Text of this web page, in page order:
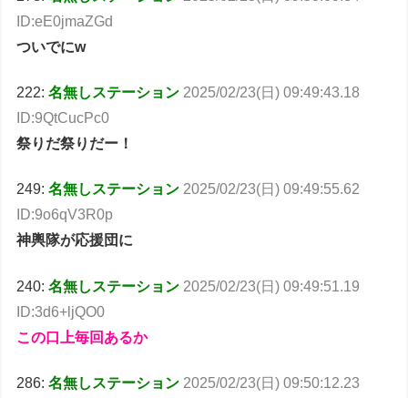
ID:eE0jmaZGd
ついでにw
222:名無しステーション 2025/02/23(日) 09:49:43.18
ID:9QtCucPc0
祭りだ祭りだー！
249:名無しステーション 2025/02/23(日) 09:49:55.62
ID:9o6qV3R0p
神輿隊が応援団に
240:名無しステーション 2025/02/23(日) 09:49:51.19
ID:3d6+ljQO0
この口上毎回あるか
286:名無しステーション 2025/02/23(日) 09:50:12.23